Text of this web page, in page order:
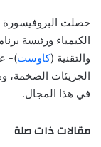
حصلت البروفيسورة
الكيمياء ورئيسة
والتقنية (كاوست
الجزيئات الضخمة،
في هذا المجال.
مقالات ذات صلة